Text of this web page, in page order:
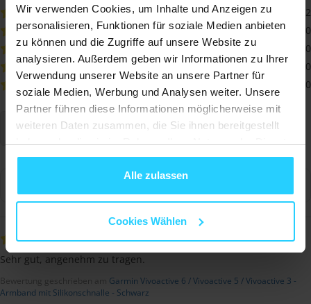
Wir verwenden Cookies, um Inhalte und Anzeigen zu
personalisieren, Funktionen für soziale Medien anbieten
zu können und die Zugriffe auf unsere Website zu
analysieren. Außerdem geben wir Informationen zu Ihrer
Verwendung unserer Website an unsere Partner für
soziale Medien, Werbung und Analysen weiter. Unsere
Partner führen diese Informationen möglicherweise mit
weiteren Daten zusammen, die Sie ihnen bereitgestellt
haben oder die sie im Rahmen Ihrer Nutzung der Dienste
gesammelt haben.
Alle zulassen
Cookies Wählen
2
0
0
0
0
Schreiben Sie eine Bewertung
G. Wenzl
Sehr gut, angenehm zu tragen.
Bewertung geschrieben am Garmin Vivoactive 6 / Vivoactive 5 / Vivoactive 3 -
Armband mit Silikonschnalle - Schwarz